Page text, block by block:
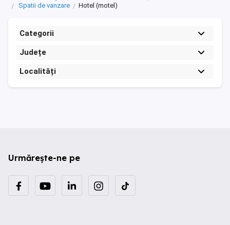
Spatii de vanzare
Hotel (motel)
Categorii
Județe
Localități
Urmărește-ne pe